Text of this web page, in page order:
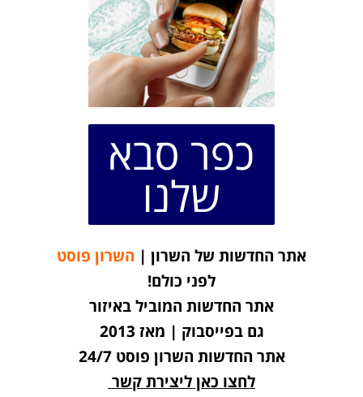
כפר סבא
שלנו
אתר החדשות של השרון | השרון פוסט
לפני כולם!
אתר החדשות המוביל באיזור
גם בפייסבוק | מאז 2013
אתר החדשות השרון פוסט 24/7
לחצו כאן ליצירת קשר